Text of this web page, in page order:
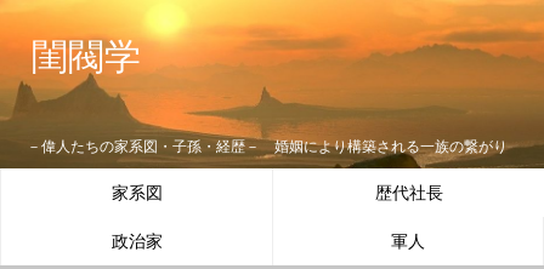
閨閥学
－偉人たちの家系図・子孫・経歴－ 婚姻により構築される一族の繋がり
家系図 歴代社長
政治家 軍人